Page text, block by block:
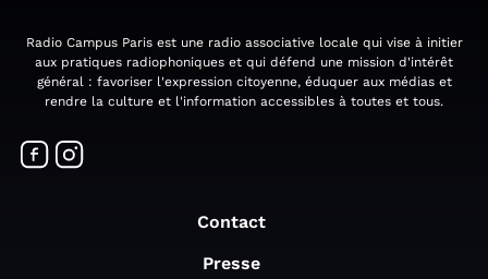
Radio Campus Paris est une radio associative locale qui vise à initier
aux pratiques radiophoniques et qui défend une mission d'intérêt
général : favoriser l'expression citoyenne, éduquer aux médias et
rendre la culture et l'information accessibles à toutes et tous.
Contact
Presse